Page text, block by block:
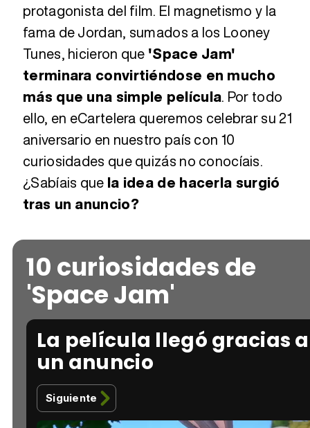
protagonista del film. El magnetismo y la
fama de Jordan, sumados a los Looney
Tunes, hicieron que 'Space Jam'
terminara convirtiéndose en mucho
más que una simple película. Por todo
ello, en eCartelera queremos celebrar su 21
aniversario en nuestro país con 10
curiosidades que quizás no conocíais.
¿Sabíais que la idea de hacerla surgió
tras un anuncio?
10 curiosidades de
'Space Jam'
La película llegó gracias a
un anuncio
Siguiente